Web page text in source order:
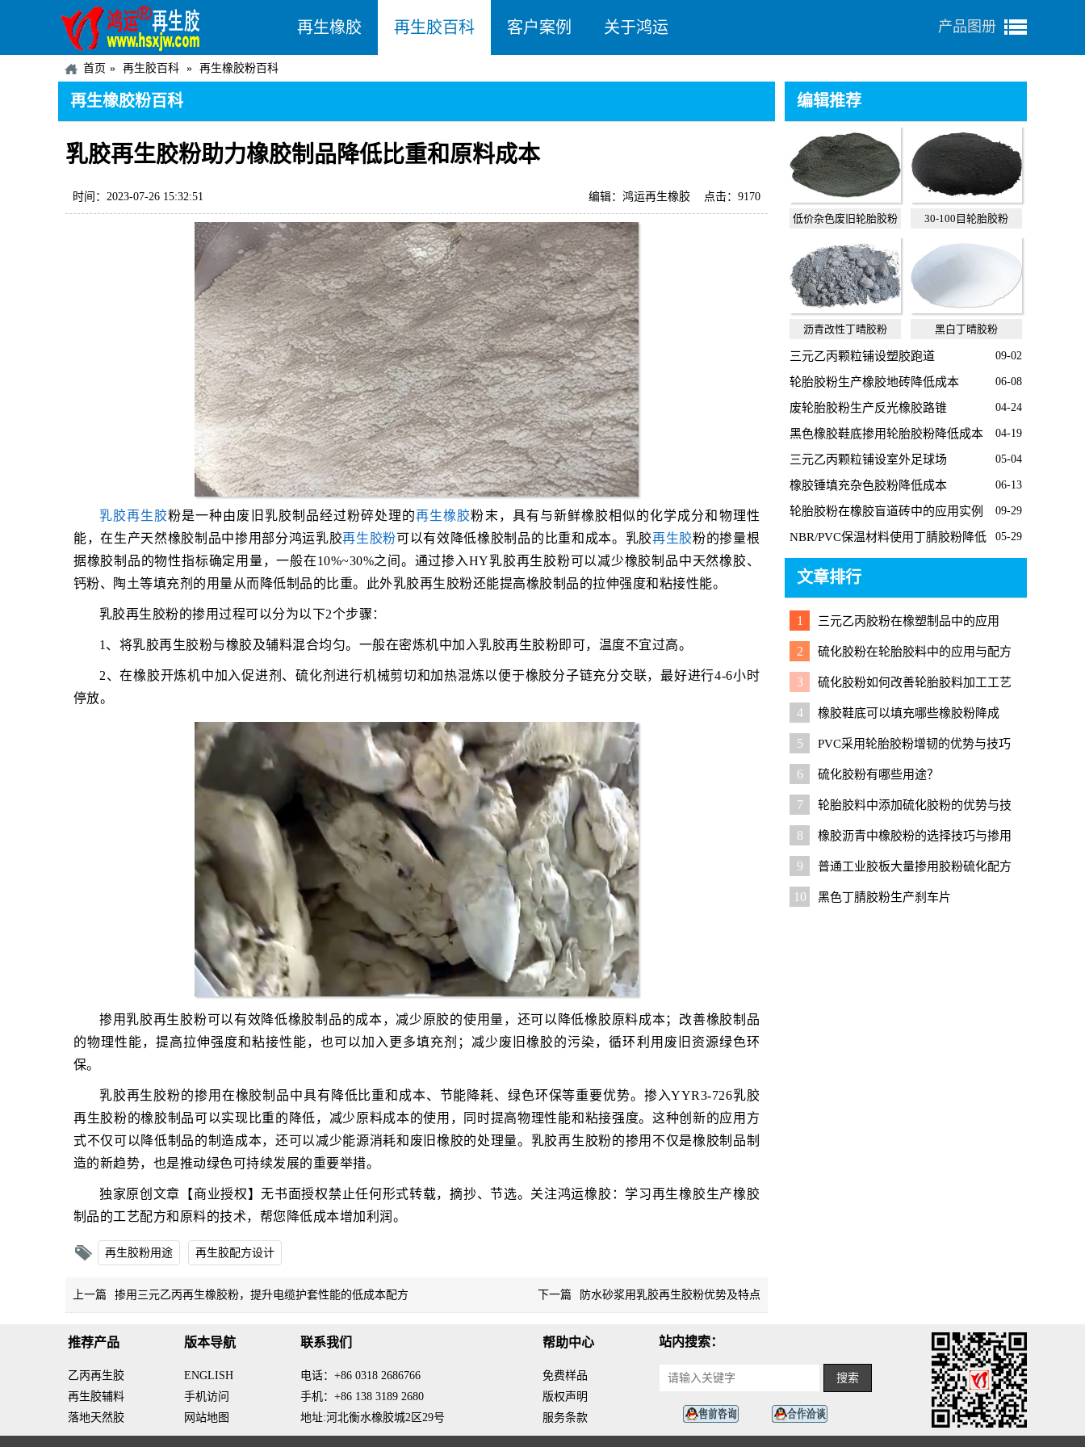
再生橡胶 再生胶百科 客户案例 关于鸿运 产品图册
首页 再生胶百科 再生橡胶粉百科
再生橡胶粉百科
乳胶再生胶粉助力橡胶制品降低比重和原料成本
时间：2023-07-26 15:32:51 点击：9170
编辑：鸿运再生橡胶
乳胶再生胶粉是一种由废旧乳胶制品经过粉碎处理的再生橡胶粉末，具有与新鲜橡胶相似的化学成分和物理性
能，在生产天然橡胶制品中掺用部分鸿运乳胶再生胶粉可以有效降低橡胶制品的比重和成本。乳胶再生胶粉的掺量根
据橡胶制品的物性指标确定用量，一般在10%~30%之间。通过掺入HY乳胶再生胶粉可以减少橡胶制品中天然橡胶、
钙粉、陶土等填充剂的用量从而降低制品的比重。此外乳胶再生胶粉还能提高橡胶制品的拉伸强度和粘接性能。
乳胶再生胶粉的掺用过程可以分为以下2个步骤：
1、将乳胶再生胶粉与橡胶及辅料混合均匀。一般在密炼机中加入乳胶再生胶粉即可，温度不宜过高。
2、在橡胶开炼机中加入促进剂、硫化剂进行机械剪切和加热混炼以便于橡胶分子链充分交联，最好进行4-6小时
停放。
掺用乳胶再生胶粉可以有效降低橡胶制品的成本，减少原胶的使用量，还可以降低橡胶原料成本；改善橡胶制品
的物理性能，提高拉伸强度和粘接性能，也可以加入更多填充剂；减少废旧橡胶的污染，循环利用废旧资源绿色环
保。
乳胶再生胶粉的掺用在橡胶制品中具有降低比重和成本、节能降耗、绿色环保等重要优势。掺入YYR3-726乳胶
再生胶粉的橡胶制品可以实现比重的降低，减少原料成本的使用，同时提高物理性能和粘接强度。这种创新的应用方
式不仅可以降低制品的制造成本，还可以减少能源消耗和废旧橡胶的处理量。乳胶再生胶粉的掺用不仅是橡胶制品制
造的新趋势，也是推动绿色可持续发展的重要举措。
独家原创文章【商业授权】无书面授权禁止任何形式转载，摘抄、节选。关注鸿运橡胶：学习再生橡胶生产橡胶
制品的工艺配方和原料的技术，帮您降低成本增加利润。
再生胶粉用途 再生胶配方设计
上一篇 掺用三元乙丙再生橡胶粉，提升电缆护套性能的低成本配方 下一篇 防水砂浆用乳胶再生胶粉优势及特点
编辑推荐
低价杂色废旧轮胎胶粉 30-100目轮胎胶粉
沥青改性丁晴胶粉 黑白丁晴胶粉
09-02
三元乙丙颗粒铺设塑胶跑道
06-08
轮胎胶粉生产橡胶地砖降低成本
04-24
废轮胎胶粉生产反光橡胶路锥
04-19
黑色橡胶鞋底掺用轮胎胶粉降低成本
05-04
三元乙丙颗粒铺设室外足球场
06-13
橡胶锤填充杂色胶粉降低成本
09-29
轮胎胶粉在橡胶盲道砖中的应用实例
05-29
NBR/PVC保温材料使用丁腈胶粉降低
成本
文章排行
1 三元乙丙胶粉在橡塑制品中的应用
2
硫化胶粉在轮胎胶料中的应用与配方
调整要点
3 硫化胶粉如何改善轮胎胶料加工工艺
4
橡胶鞋底可以填充哪些橡胶粉降成
本？
5 PVC采用轮胎胶粉增韧的优势与技巧
6 硫化胶粉有哪些用途？
7
轮胎胶料中添加硫化胶粉的优势与技
巧
8
橡胶沥青中橡胶粉的选择技巧与掺用
比例
9
普通工业胶板大量掺用胶粉硫化配方
及设计要点
10 黑色丁腈胶粉生产刹车片
推荐产品
乙丙再生胶
再生胶辅料
落地天然胶
版本导航
ENGLISH
手机访问
网站地图
联系我们
电话：+86 0318 2686766
手机：+86 138 3189 2680
地址:河北衡水橡胶城2区29号
帮助中心
免费样品
版权声明
服务条款
站内搜索：
搜索